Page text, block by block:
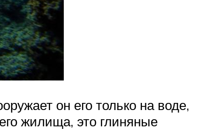
он его только на воде,
жилища, это глиняные